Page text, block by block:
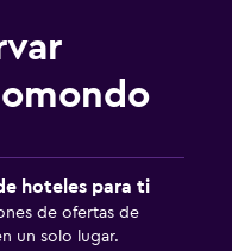
hoteles para ti
de ofertas de
un solo lugar.